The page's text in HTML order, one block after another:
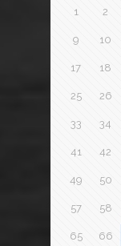
1 2
9 10
17 18
25 26
33 34
41 42
49 50
57 58
65 66